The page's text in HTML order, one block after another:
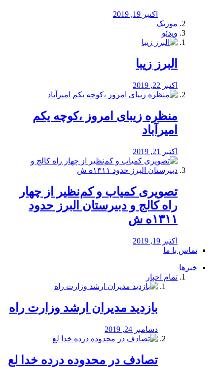
اکتبر 19, 2019
موزیک
ویدئو
البرز زیبا
اکتبر 22, 2019
منظره‌‌ زیبای امروز ،کوچه یکم
امیرآباد
اکتبر 21, 2019
️تصویری کمیاب و کم‌نظیر از چهار
راه كالج و دبيرستان البرز حدود
۱۳۱۱ه ش
اکتبر 19, 2019
تماس با ما
خبرها
تمام اخبار
بازدید مدیران ارشد وزارت راه
دسامبر 24, 2019
تصادف در محدوده درده خدا لع